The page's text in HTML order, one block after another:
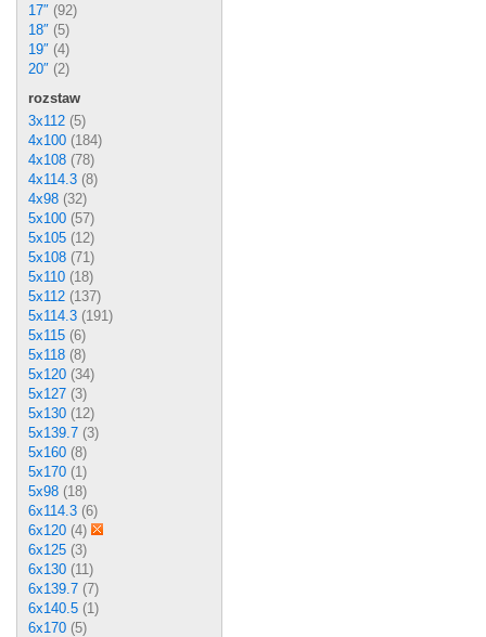
17″ (92)
18″ (5)
19″ (4)
20″ (2)
rozstaw
3x112 (5)
4x100 (184)
4x108 (78)
4x114.3 (8)
4x98 (32)
5x100 (57)
5x105 (12)
5x108 (71)
5x110 (18)
5x112 (137)
5x114.3 (191)
5x115 (6)
5x118 (8)
5x120 (34)
5x127 (3)
5x130 (12)
5x139.7 (3)
5x160 (8)
5x170 (1)
5x98 (18)
6x114.3 (6)
6x120 (4)
6x125 (3)
6x130 (11)
6x139.7 (7)
6x140.5 (1)
6x170 (5)